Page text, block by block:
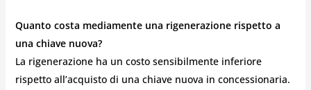
Quanto costa mediamente una rigenerazione rispetto a
una chiave nuova?
La rigenerazione ha un costo sensibilmente inferiore
rispetto all’acquisto di una chiave nuova in concessionaria.